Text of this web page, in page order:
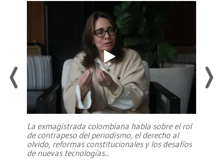
La exmagistrada colombiana habla sobre el rol
de contrapeso del periodismo, el derecho al
olvido, reformas constitucionales y los desafíos
de nuevas tecnologías...